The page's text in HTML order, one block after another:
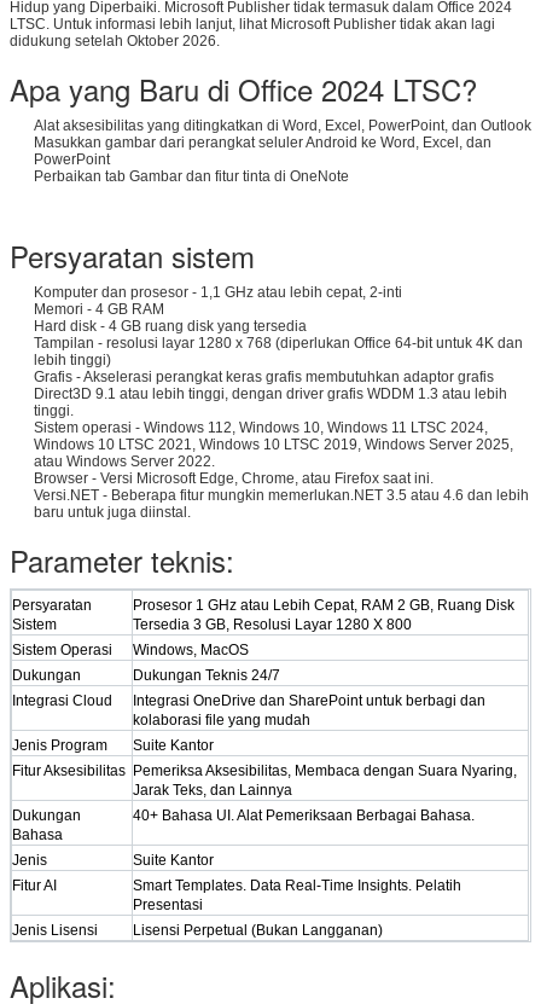
Tinggalkan pesan
Anda kembali!
Kirimkan
Hidup yang Diperbaiki. Microsoft Publisher tidak termasuk dalam Office 2024
LTSC. Untuk informasi lebih lanjut, lihat Microsoft Publisher tidak akan lagi
didukung setelah Oktober 2026.
Apa yang Baru di Office 2024 LTSC?
Alat aksesibilitas yang ditingkatkan di Word, Excel, PowerPoint, dan Outlook
Masukkan gambar dari perangkat seluler Android ke Word, Excel, dan
PowerPoint
Perbaikan tab Gambar dan fitur tinta di OneNote
Persyaratan sistem
Komputer dan prosesor - 1,1 GHz atau lebih cepat, 2-inti
Memori - 4 GB RAM
Hard disk - 4 GB ruang disk yang tersedia
Tampilan - resolusi layar 1280 x 768 (diperlukan Office 64-bit untuk 4K dan
lebih tinggi)
Grafis - Akselerasi perangkat keras grafis membutuhkan adaptor grafis
Direct3D 9.1 atau lebih tinggi, dengan driver grafis WDDM 1.3 atau lebih
tinggi.
Sistem operasi - Windows 112, Windows 10, Windows 11 LTSC 2024,
Windows 10 LTSC 2021, Windows 10 LTSC 2019, Windows Server 2025,
atau Windows Server 2022.
Browser - Versi Microsoft Edge, Chrome, atau Firefox saat ini.
Versi.NET - Beberapa fitur mungkin memerlukan.NET 3.5 atau 4.6 dan lebih
baru untuk juga diinstal.
Parameter teknis:
Persyaratan
Sistem
Prosesor 1 GHz atau Lebih Cepat, RAM 2 GB, Ruang Disk
Tersedia 3 GB, Resolusi Layar 1280 X 800
Sistem Operasi
Windows, MacOS
Dukungan
Dukungan Teknis 24/7
Integrasi Cloud
Integrasi OneDrive dan SharePoint untuk berbagi dan
kolaborasi file yang mudah
Jenis Program
Suite Kantor
Fitur Aksesibilitas Pemeriksa Aksesibilitas, Membaca dengan Suara Nyaring,
Jarak Teks, dan Lainnya
Dukungan
Bahasa
40+ Bahasa UI. Alat Pemeriksaan Berbagai Bahasa.
Jenis
Suite Kantor
Fitur AI
Smart Templates. Data Real-Time Insights. Pelatih
Presentasi
Jenis Lisensi
Lisensi Perpetual (Bukan Langganan)
Aplikasi: